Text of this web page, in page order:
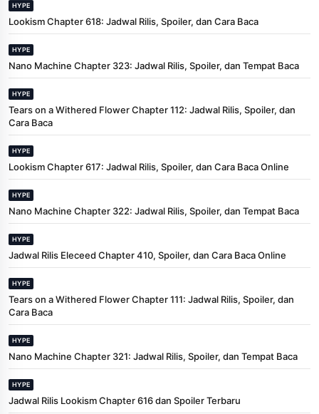
HYPE
Lookism Chapter 618: Jadwal Rilis, Spoiler, dan Cara Baca
HYPE
Nano Machine Chapter 323: Jadwal Rilis, Spoiler, dan Tempat Baca
HYPE
Tears on a Withered Flower Chapter 112: Jadwal Rilis, Spoiler, dan
Cara Baca
HYPE
Lookism Chapter 617: Jadwal Rilis, Spoiler, dan Cara Baca Online
HYPE
Nano Machine Chapter 322: Jadwal Rilis, Spoiler, dan Tempat Baca
HYPE
Jadwal Rilis Eleceed Chapter 410, Spoiler, dan Cara Baca Online
HYPE
Tears on a Withered Flower Chapter 111: Jadwal Rilis, Spoiler, dan
Cara Baca
HYPE
Nano Machine Chapter 321: Jadwal Rilis, Spoiler, dan Tempat Baca
HYPE
Jadwal Rilis Lookism Chapter 616 dan Spoiler Terbaru